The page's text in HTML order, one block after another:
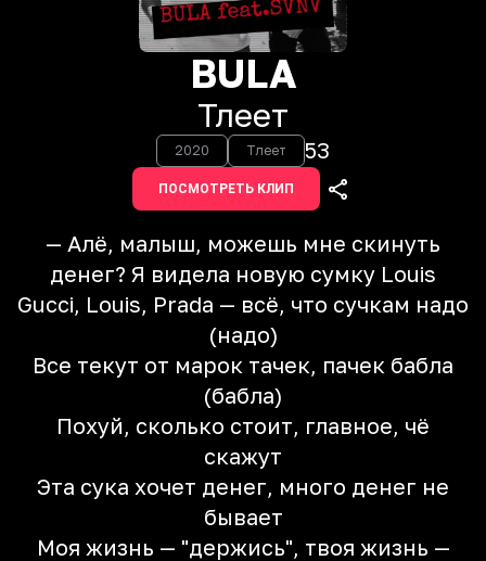
BULA
Тлеет
2020 Тлеет 53
ПОСМОТРЕТЬ КЛИП
— Алё, малыш, можешь мне скинуть
денег? Я видела новую сумку Louis
Gucci, Louis, Prada — всё, что сучкам надо
(надо)
Все текут от марок тачек, пачек бабла
(бабла)
Похуй, сколько стоит, главное, чё
скажут
Эта сука хочет денег, много денег не
бывает
Моя жизнь — "держись", твоя жизнь —